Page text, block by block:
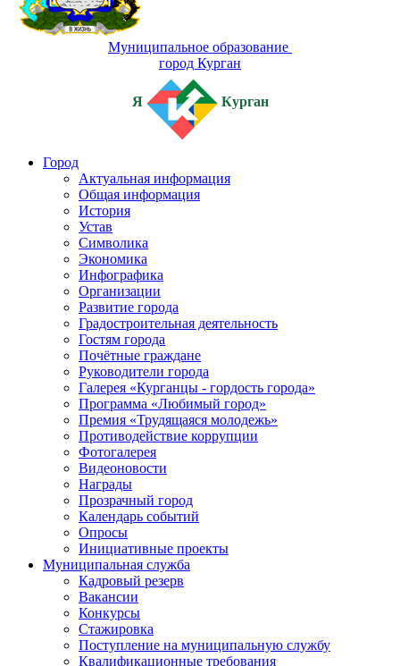
Муниципальное образование
город Курган
Я Курган
Город
Актуальная информация
Общая информация
История
Устав
Символика
Экономика
Инфографика
Организации
Развитие города
Градостроительная деятельность
Гостям города
Почётные граждане
Руководители города
Галерея «Курганцы - гордость города»
Программа «Любимый город»
Премия «Трудящаяся молодежь»
Противодействие коррупции
Фотогалерея
Видеоновости
Награды
Прозрачный город
Календарь событий
Опросы
Инициативные проекты
Муниципальная служба
Кадровый резерв
Вакансии
Конкурсы
Стажировка
Поступление на муниципальную службу
Квалификационные требования